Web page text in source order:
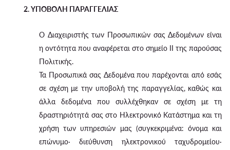
2. ΥΠΟΒΟΛΗ ΠΑΡΑΓΓΕΛΙΑΣ
Ο Διαχειριστής των Προσωπικών σας Δεδομένων είναι
η οντότητα που αναφέρεται στο σημείο II της παρούσας
Πολιτικής.
Τα Προσωπικά σας Δεδομένα που παρέχονται από εσάς
σε σχέση με την υποβολή της παραγγελίας, καθώς και
άλλα δεδομένα που συλλέχθηκαν σε σχέση με τη
δραστηριότητά σας στο Ηλεκτρονικό Κατάστημα και τη
χρήση των υπηρεσιών μας (συγκεκριμένα: όνομα και
επώνυμο· διεύθυνση ηλεκτρονικού ταχυδρομείου·